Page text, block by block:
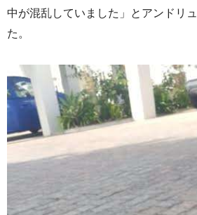
中が混乱していました」とアンドリ
た。